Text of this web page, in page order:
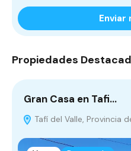
Enviar
Propiedades
Gran Casa en Tafi…
Tafí del Valle, Provincia